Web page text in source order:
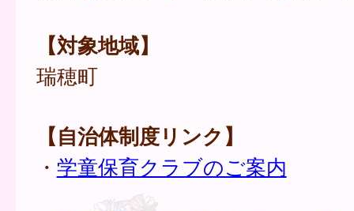
【対象地域】
瑞穂町
【自治体制度リンク】
・ 学童保育クラブのご案内